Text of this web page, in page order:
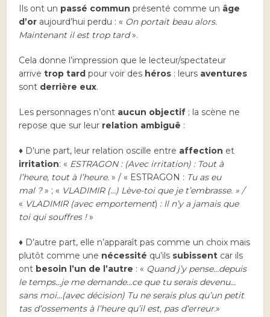
Ils ont un passé commun présenté comme un âge
d’or aujourd’hui perdu : « On portait beau alors.
Maintenant il est trop tard».
Cela donne l’impression que le lecteur/spectateur
arrivetrop tard pour voir des héros : leurs aventures
sont derrière eux.
Les personnages n’ont aucun objectif ; la scène ne
repose que sur leur relation ambiguë :
♦ D’une part, leur relation oscille entre affection et
irritation: « ESTRAGON : (Avec irritation) : Tout à
l’heure, tout à l’heure. » / « ESTRAGON : Tu as eu
mal ?» ; « VLADIMIR (…) Lève-toi que je t’embrasse. » /
« VLADIMIR (avec emportement) : Il n’y a jamais que
toi qui souffres !»
♦ D’autre part, elle n’apparaît pas comme un choix mais
plutôt comme une nécessité qu’ils subissent car ils
ont besoin l’un de l’autre : « Quand j’y pense…depuis
le temps…je me demande…ce que tu serais devenu…
sans moi…(avec décision) Tu ne serais plus qu’un petit
tas d’ossements à l’heure qu’il est, pas d’erreur.»